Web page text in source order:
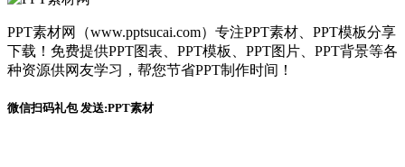
PPT素材网（www.pptsucai.com）专注PPT素材、PPT模板分享
下载！免费提供PPT图表、PPT模板、PPT图片、PPT背景等各
种资源供网友学习，帮您节省PPT制作时间！
微信扫码礼包 发送:PPT素材